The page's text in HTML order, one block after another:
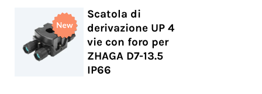
Scatola di
derivazione UP 4
vie con foro per
ZHAGA D7-13.5
IP66